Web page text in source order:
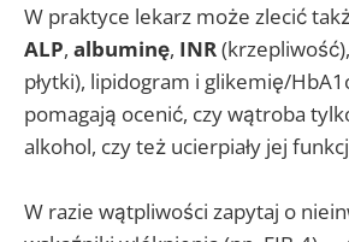
W praktyce lekarz może zlecić
ALP, albuminę, INR
płytki), lipidogram i glikemię/
pomagają ocenić, czy wątroba
alkohol, czy też ucierpiały jej
W razie wątpliwości zapytaj o